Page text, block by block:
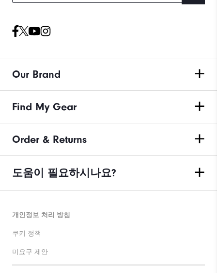
Our Brand
Find My Gear
Order & Returns
도움이 필요하시나요?
개인정보 처리 방침
쿠키 정책
미요구 제안